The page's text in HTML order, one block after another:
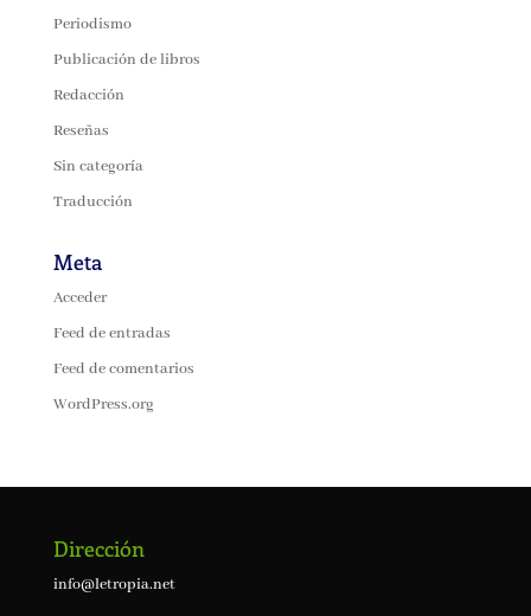
Periodismo
Publicación de libros
Redacción
Reseñas
Sin categoría
Traducción
Meta
Acceder
Feed de entradas
Feed de comentarios
WordPress.org
Dirección
info@letropia.net